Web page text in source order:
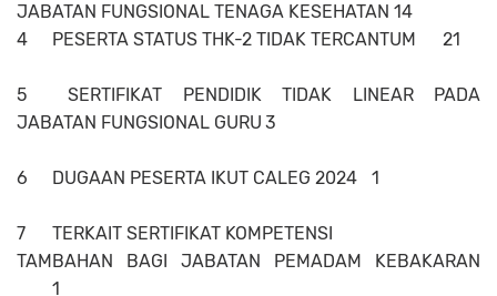
JABATAN FUNGSIONAL TENAGA KESEHATAN 14
4
PESERTA STATUS THK-2 TIDAK TERCANTUM 21
5
SERTIFIKAT PENDIDIK TIDAK LINEAR PADA
JABATAN FUNGSIONAL GURU 3
6 DUGAAN PESERTA IKUT CALEG 2024 1
7
TERKAIT SERTIFIKAT KOMPETENSI
TAMBAHAN BAGI JABATAN PEMADAM KEBAKARAN
1